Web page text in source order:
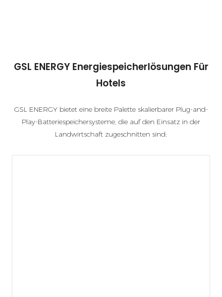
GSL ENERGY Energiespeicherlösungen Für
Hotels
GSL ENERGY bietet eine breite Palette skalierbarer Plug-and-
Play-Batteriespeichersysteme, die auf den Einsatz in der
Landwirtschaft zugeschnitten sind: